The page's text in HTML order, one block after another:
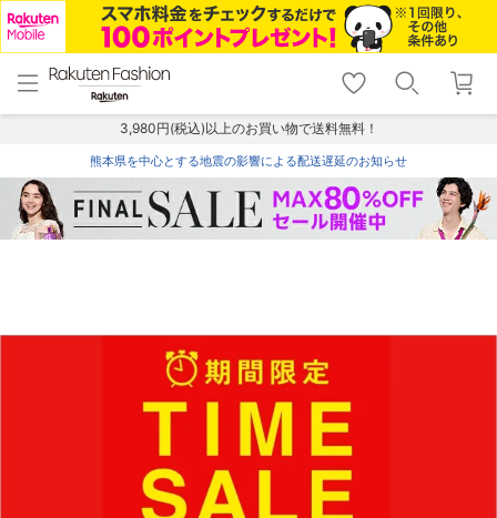
menu home
トップ
shopping_cart lock_outline
ログイン
3,980円(税込)以上のお買い物で送料無料！
熊本県を中心とする地震の影響による配送遅延のお知らせ